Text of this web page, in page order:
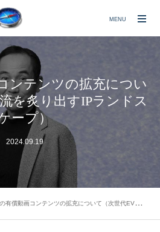
ンテンツの拡充につい
を炙り出すIPランドス
ープ）
2024.09.19
償動画コンテンツの拡充について（次世代EV潮流を炙り出すIPランドスケープ）
MENU